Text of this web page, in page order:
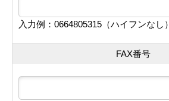
入力例：0664805315（ハイフンなし）
FAX番号